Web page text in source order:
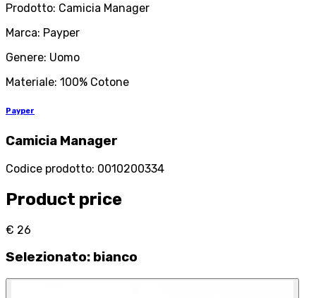
Prodotto: Camicia Manager
Marca: Payper
Genere: Uomo
Materiale: 100% Cotone
Payper
Camicia Manager
Codice prodotto: 0010200334
Product price
€ 26
Selezionato: bianco